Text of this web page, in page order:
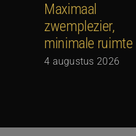
Maximaal
zwemplezier,
minimale ruimte
4 augustus 2026